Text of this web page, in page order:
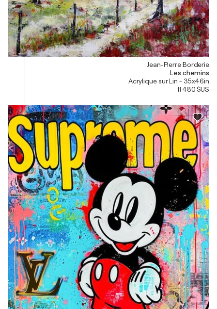
Jean-Pierre Borderie
Les chemins
Acrylique sur Lin - 35x46in
11 480 $US